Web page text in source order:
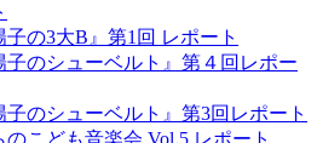
子の3大B』第1回 レポート
子のシューベルト』第４回レポー
子のシューベルト』第3回レポート
のこども音楽会 Vol.5 レポート